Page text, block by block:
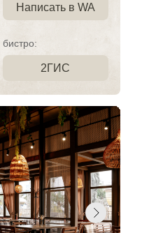
Написать в WA
2ГИС